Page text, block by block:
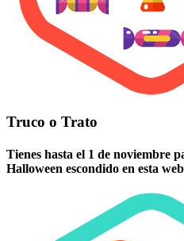
Truco o Trato
Tienes hasta el 1 de noviembre
Halloween escondido en esta